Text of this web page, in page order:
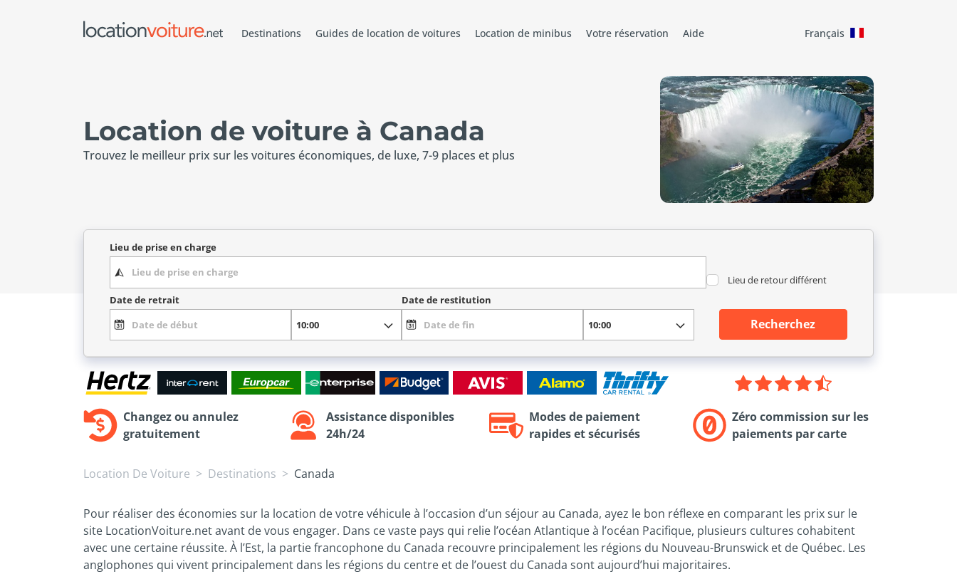
Destinations Guides de location de voitures Location de minibus Votre réservation Aide Français
Location de voiture à Canada
Trouvez le meilleur prix sur les voitures économiques, de luxe, 7-9 places et plus
Lieu de prise en charge
Lieu de retour différent
Date de retrait
Date de restitution
Recherchez
Changez ou annulez
gratuitement
Assistance disponibles
24h/24
Modes de paiement
rapides et sécurisés
Zéro commission sur les
paiements par carte
Location De Voiture Destinations Canada
Pour réaliser des économies sur la location de votre véhicule à l’occasion d’un séjour au Canada, ayez le bon réflexe en comparant les prix sur le
site LocationVoiture.net avant de vous engager. Dans ce vaste pays qui relie l’océan Atlantique à l’océan Pacifique, plusieurs cultures cohabitent
avec une certaine réussite. À l’Est, la partie francophone du Canada recouvre principalement les régions du Nouveau-Brunswick et de Québec. Les
anglophones qui vivent principalement dans les régions du centre et de l’ouest du Canada sont aujourd’hui majoritaires.